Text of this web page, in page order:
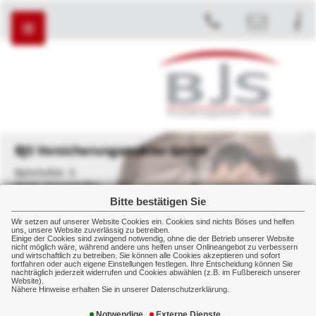
Bitte bestätigen Sie
Wir setzen auf unserer Website Cookies ein. Cookies sind nichts Böses und helfen
uns, unsere Website zuverlässig zu betreiben.
Einige der Cookies sind zwingend notwendig, ohne die der Betrieb unserer Website
nicht möglich wäre, während andere uns helfen unser Onlineangebot zu verbessern
und wirtschaftlich zu betreiben. Sie können alle Cookies akzeptieren und sofort
fortfahren oder auch eigene Einstellungen festlegen. Ihre Entscheidung können Sie
nachträglich jederzeit widerrufen und Cookies abwählen (z.B. im Fußbereich unserer
Website).
Nähere Hinweise erhalten Sie in unserer Datenschutzerklärung.
BJS Versicherungsmakler GmbH
Bahnhofstr. 9
82041 Deisenhofen
+49 89 43577890
NEWSTICKER:
Schadenmeldung